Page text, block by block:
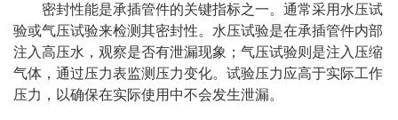
密封性能是承插管件的关键指标之一。通常采用水压试
验或气压试验来检测其密封性。水压试验是在承插管件内部
注入高压水，观察是否有泄漏现象；气压试验则是注入压缩
气体，通过压力表监测压力变化。试验压力应高于实际工作
压力，以确保在实际使用中不会发生泄漏。